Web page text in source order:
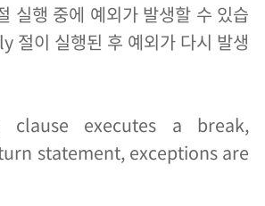
실행 중에 예외가 발생할 수 있습
절이 실행된 후 예외가 다시 발생
executes a break,
statement, exceptions are